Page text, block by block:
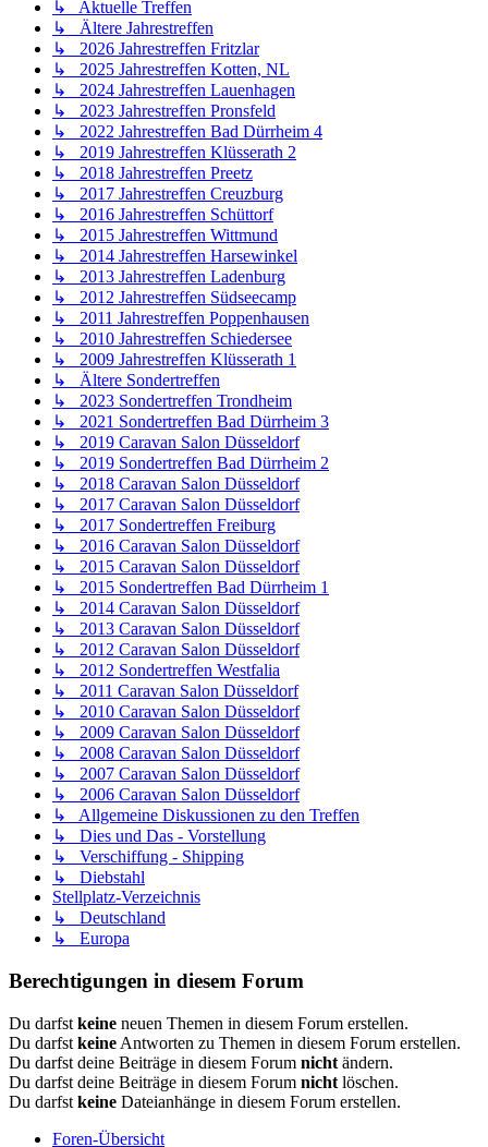
↳ Aktuelle Treffen
↳ Ältere Jahrestreffen
↳ 2026 Jahrestreffen Fritzlar
↳ 2025 Jahrestreffen Kotten, NL
↳ 2024 Jahrestreffen Lauenhagen
↳ 2023 Jahrestreffen Pronsfeld
↳ 2022 Jahrestreffen Bad Dürrheim 4
↳ 2019 Jahrestreffen Klüsserath 2
↳ 2018 Jahrestreffen Preetz
↳ 2017 Jahrestreffen Creuzburg
↳ 2016 Jahrestreffen Schüttorf
↳ 2015 Jahrestreffen Wittmund
↳ 2014 Jahrestreffen Harsewinkel
↳ 2013 Jahrestreffen Ladenburg
↳ 2012 Jahrestreffen Südseecamp
↳ 2011 Jahrestreffen Poppenhausen
↳ 2010 Jahrestreffen Schiedersee
↳ 2009 Jahrestreffen Klüsserath 1
↳ Ältere Sondertreffen
↳ 2023 Sondertreffen Trondheim
↳ 2021 Sondertreffen Bad Dürrheim 3
↳ 2019 Caravan Salon Düsseldorf
↳ 2019 Sondertreffen Bad Dürrheim 2
↳ 2018 Caravan Salon Düsseldorf
↳ 2017 Caravan Salon Düsseldorf
↳ 2017 Sondertreffen Freiburg
↳ 2016 Caravan Salon Düsseldorf
↳ 2015 Caravan Salon Düsseldorf
↳ 2015 Sondertreffen Bad Dürrheim 1
↳ 2014 Caravan Salon Düsseldorf
↳ 2013 Caravan Salon Düsseldorf
↳ 2012 Caravan Salon Düsseldorf
↳ 2012 Sondertreffen Westfalia
↳ 2011 Caravan Salon Düsseldorf
↳ 2010 Caravan Salon Düsseldorf
↳ 2009 Caravan Salon Düsseldorf
↳ 2008 Caravan Salon Düsseldorf
↳ 2007 Caravan Salon Düsseldorf
↳ 2006 Caravan Salon Düsseldorf
↳ Allgemeine Diskussionen zu den Treffen
↳ Dies und Das - Vorstellung
↳ Verschiffung - Shipping
↳ Diebstahl
Stellplatz-Verzeichnis
↳ Deutschland
↳ Europa
Berechtigungen in diesem Forum
Du darfst keine neuen Themen in diesem Forum erstellen.
Du darfst keine Antworten zu Themen in diesem Forum erstellen.
Du darfst deine Beiträge in diesem Forum nicht ändern.
Du darfst deine Beiträge in diesem Forum nicht löschen.
Du darfst keine Dateianhänge in diesem Forum erstellen.
Foren-Übersicht